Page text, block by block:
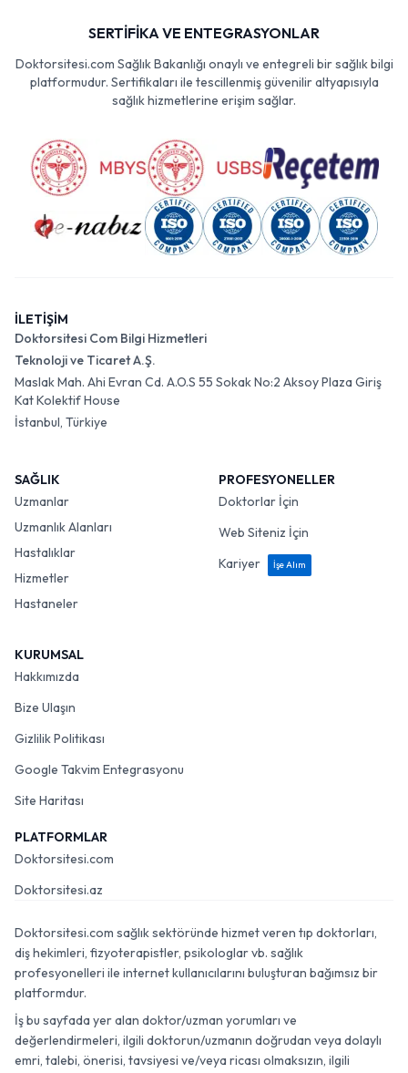
SERTİFİKA VE ENTEGRASYONLAR
Doktorsitesi.com Sağlık Bakanlığı onaylı ve entegreli bir sağlık bilgi
platformudur. Sertifikaları ile tescillenmiş güvenilir altyapısıyla
sağlık hizmetlerine erişim sağlar.
İLETİŞİM
Doktorsitesi Com Bilgi Hizmetleri
Teknoloji ve Ticaret A.Ş.
Maslak Mah. Ahi Evran Cd. A.O.S 55 Sokak No:2 Aksoy Plaza Giriş
Kat Kolektif House
İstanbul, Türkiye
SAĞLIK
Uzmanlar
Uzmanlık Alanları
Hastalıklar
Hizmetler
Hastaneler
PROFESYONELLER
Doktorlar İçin
Web Siteniz İçin
Kariyer
İşe Alım
KURUMSAL
Hakkımızda
Bize Ulaşın
Gizlilik Politikası
Google Takvim Entegrasyonu
Site Haritası
PLATFORMLAR
Doktorsitesi.com
Doktorsitesi.az
Doktorsitesi.com sağlık sektöründe hizmet veren tıp doktorları,
diş hekimleri, fizyoterapistler, psikologlar vb. sağlık
profesyonelleri ile internet kullanıcılarını buluşturan bağımsız bir
platformdur.
İş bu sayfada yer alan doktor/uzman yorumları ve
değerlendirmeleri, ilgili doktorun/uzmanın doğrudan veya dolaylı
emri, talebi, önerisi, tavsiyesi ve/veya ricası olmaksızın, ilgili